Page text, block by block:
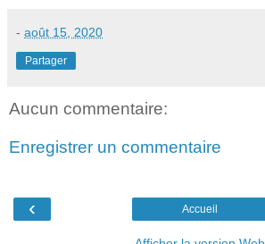
- août 15, 2020
Partager
Aucun commentaire:
Enregistrer un commentaire
‹ Accueil